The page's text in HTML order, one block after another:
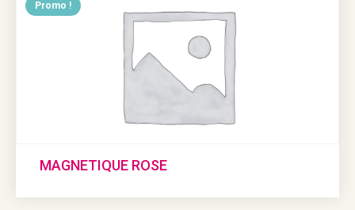
Promo !
MAGNETIQUE ROSE